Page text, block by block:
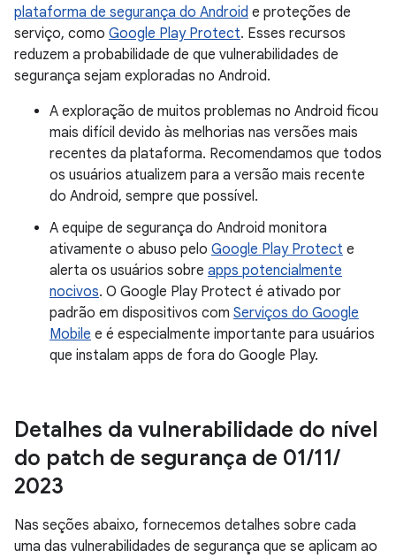
plataforma de segurança do Android e proteções de
serviço, como Google Play Protect. Esses recursos
reduzem a probabilidade de que vulnerabilidades de
segurança sejam exploradas no Android.
A exploração de muitos problemas no Android ficou
mais difícil devido às melhorias nas versões mais
recentes da plataforma. Recomendamos que todos
os usuários atualizem para a versão mais recente
do Android, sempre que possível.
A equipe de segurança do Android monitora
ativamente o abuso pelo Google Play Protect e
alerta os usuários sobre apps potencialmente
nocivos. O Google Play Protect é ativado por
padrão em dispositivos com Serviços do Google
Mobile e é especialmente importante para usuários
que instalam apps de fora do Google Play.
Detalhes da vulnerabilidade do nível
do patch de segurança de 01/11/
2023
Nas seções abaixo, fornecemos detalhes sobre cada
uma das vulnerabilidades de segurança que se aplicam ao